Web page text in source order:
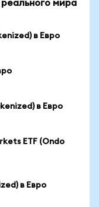
мира
в Евро
в Евро
ETF (Ondo
в Евро